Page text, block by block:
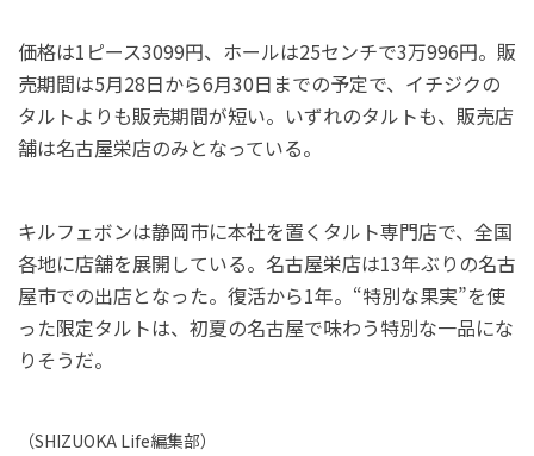
価格は1ピース3099円、ホールは25センチで3万996円。販
売期間は5月28日から6月30日までの予定で、イチジクの
タルトよりも販売期間が短い。いずれのタルトも、販売店
舗は名古屋栄店のみとなっている。
キルフェボンは静岡市に本社を置くタルト専門店で、全国
各地に店舗を展開している。名古屋栄店は13年ぶりの名古
屋市での出店となった。復活から1年。“特別な果実”を使
った限定タルトは、初夏の名古屋で味わう特別な一品にな
りそうだ。
（SHIZUOKA Life編集部）